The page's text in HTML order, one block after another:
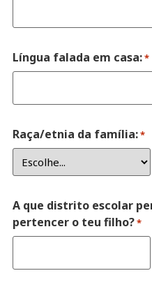
Língua falada em casa:*
Raça/etnia da família:*
A que distrito escolar
pertencer o teu filho?*